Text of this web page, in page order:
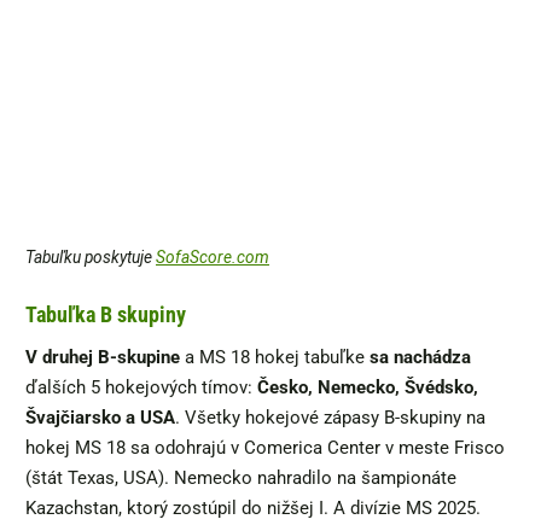
Tabuľku poskytujeSofaScore.com
Tabuľka B skupiny
V druhej B-skupine a MS 18 hokej tabuľke sa nachádza
ďalších 5 hokejových tímov: Česko, Nemecko, Švédsko,
Švajčiarsko a USA. Všetky hokejové zápasy B-skupiny na
hokej MS 18 sa odohrajú v Comerica Center v meste Frisco
(štát Texas, USA). Nemecko nahradilo na šampionáte
Kazachstan, ktorý zostúpil do nižšej I. A divízie MS 2025.